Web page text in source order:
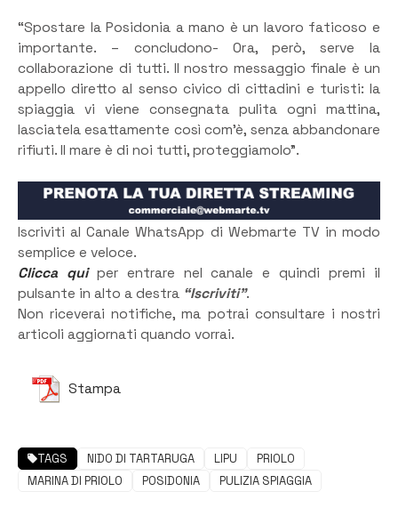
“Spostare la Posidonia a mano è un lavoro faticoso e
importante. – concludono- Ora, però, serve la
collaborazione di tutti. Il nostro messaggio finale è un
appello diretto al senso civico di cittadini e turisti: la
spiaggia vi viene consegnata pulita ogni mattina,
lasciatela esattamente così com’è, senza abbandonare
rifiuti. Il mare è di noi tutti, proteggiamolo”.
Iscriviti al Canale WhatsApp di Webmarte TV in modo
semplice e veloce.
Clicca quiper entrare nel canale e quindi premi il
pulsante in alto a destra “Iscriviti”.
Non riceverai notifiche, ma potrai consultare i nostri
articoli aggiornati quando vorrai.
Stampa
TAGS NIDO DI TARTARUGA LIPU
PRIOLO
MARINA DI PRIOLO
POSIDONIA PULIZIA SPIAGGIA